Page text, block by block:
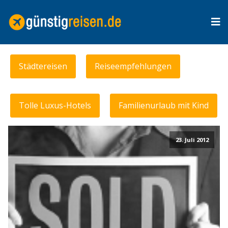
Städtereisen Reiseempfehlungen
Tolle Luxus-Hotels Familienurlaub mit Kind
23. Juli 2012